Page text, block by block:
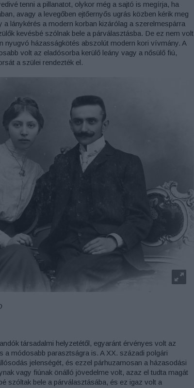
tenni a pillanatot, olykor még a sajtó is megírja, ha
avagy a levegőben ejtőernyős ugrás közben kérik meg
a lánykérés a modern korban kizárólag a szerelmespárra
kevésbé szólnak bele a párválasztásba. De ez nem volt
nyugvó házasságkötés abszolút modern kori vívmány. A
volt az eladósorba kerülő leány vagy a nősülő fiú,
a szülei rendezték el.
társadalmi helyzetétől, egyaránt érvényes volt az
a módosabb parasztságra is. A XX. századi polgári
jelenségét, és ezzel párhuzamosan a házasodási
vagy fiúnak önálló jövedelme volt, azaz el tudta magát
szóltak bele a párválasztásába, és ez igaz volt a